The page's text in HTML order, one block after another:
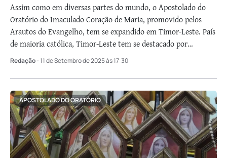
Assim como em diversas partes do mundo, o Apostolado do
Oratório do Imaculado Coração de Maria, promovido pelos
Arautos do Evangelho, tem se expandido em Timor-Leste. País
de maioria católica, Timor-Leste tem se destacado por
iniciativas como o Mês Missionário, …
Redação- 11 de Setembro de 2025 às 17:30
APOSTOLADO DO ORATÓRIO